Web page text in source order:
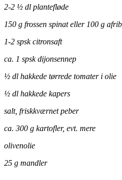
2-2 ½ dl plantefløde
150 g frossen spinat eller 100 g
1-2 spsk citronsaft
ca. 1 spsk dijonsennep
½ dl hakkede tørrede tomater i olie
½ dl hakkede kapers
salt, friskkværnet peber
ca. 300 g kartofler, evt. mere
olivenolie
25 g mandler